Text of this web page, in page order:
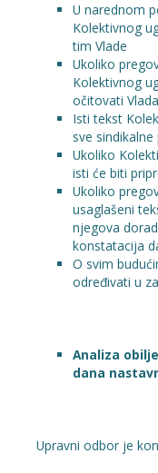
U narednom
Kolektivnog
tim Vlade
Ukoliko
Kolektivnog
očitovati
Isti tekst
sve
Ukoliko
isti će biti
Ukoliko
usaglašeni
njegova
konstatacija
O svim
određivati u
Analiza
dana
Upravni odbor je